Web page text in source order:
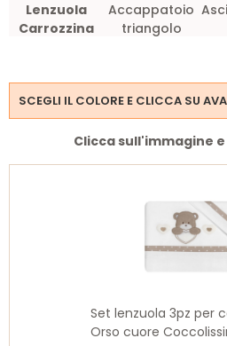
disponibile in vari colori.
Lenzuola
Carrozzina
Accappatoio
triangolo
SCEGLI IL COLORE E CLICCA SU
Clicca sull'immagine
Set lenzuola 3pz per
Orso cuore